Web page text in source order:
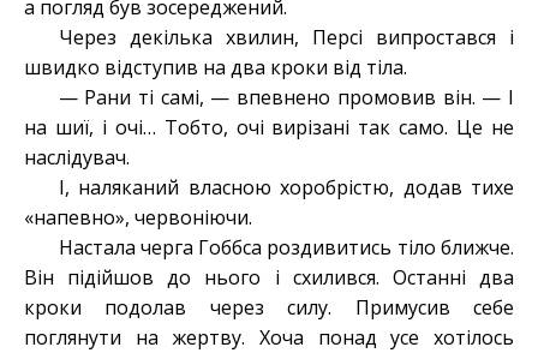
а погляд був зосереджений.
Через декілька хвилин, Персі випростався і
швидко відступив на два кроки від тіла.
— Рани ті самі, — впевнено промовив він. — І
на шиї, і очі… Тобто, очі вирізані так само. Це не
наслідувач.
І, наляканий власною хоробрістю, додав тихе
«напевно», червоніючи.
Настала черга Гоббса роздивитись тіло ближче.
Він підійшов до нього і схилився. Останні два
кроки подолав через силу. Примусив себе
поглянути на жертву. Хоча понад усе хотілось